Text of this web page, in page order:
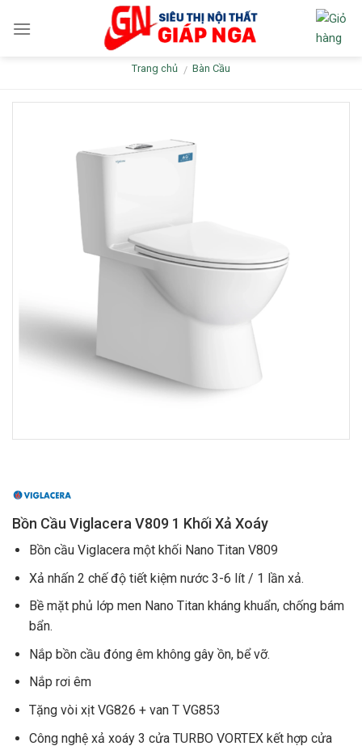
Trang chủ / Bàn Cầu
Bồn Cầu Viglacera V809 1 Khối Xả Xoáy
Bồn cầu Viglacera một khối Nano Titan V809
Xả nhấn 2 chế độ tiết kiệm nước 3-6 lít / 1 lần xả.
Bề mặt phủ lớp men Nano Titan kháng khuẩn, chống bám
bẩn.
Nắp bồn cầu đóng êm không gây ồn, bể vỡ.
Nắp rơi êm
Tặng vòi xịt VG826 + van T VG853
Công nghệ xả xoáy 3 cửa TURBO VORTEX kết hợp cửa